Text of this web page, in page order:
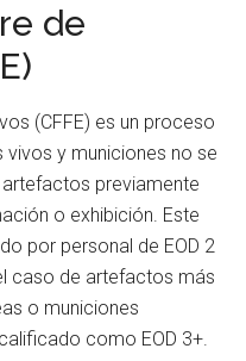
de
(CFFE) es un proceso
y municiones no se
previamente
o exhibición. Este
por personal de EOD 2
caso de artefactos más
o municiones
como EOD 3+.